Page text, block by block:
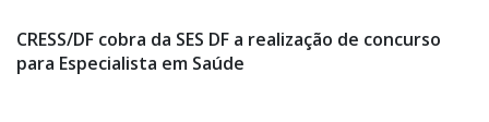
CRESS/DF cobra da SES DF a realização de concurso
para Especialista em Saúde